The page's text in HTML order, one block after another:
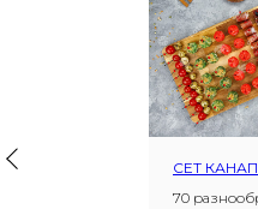
СЕТ
70